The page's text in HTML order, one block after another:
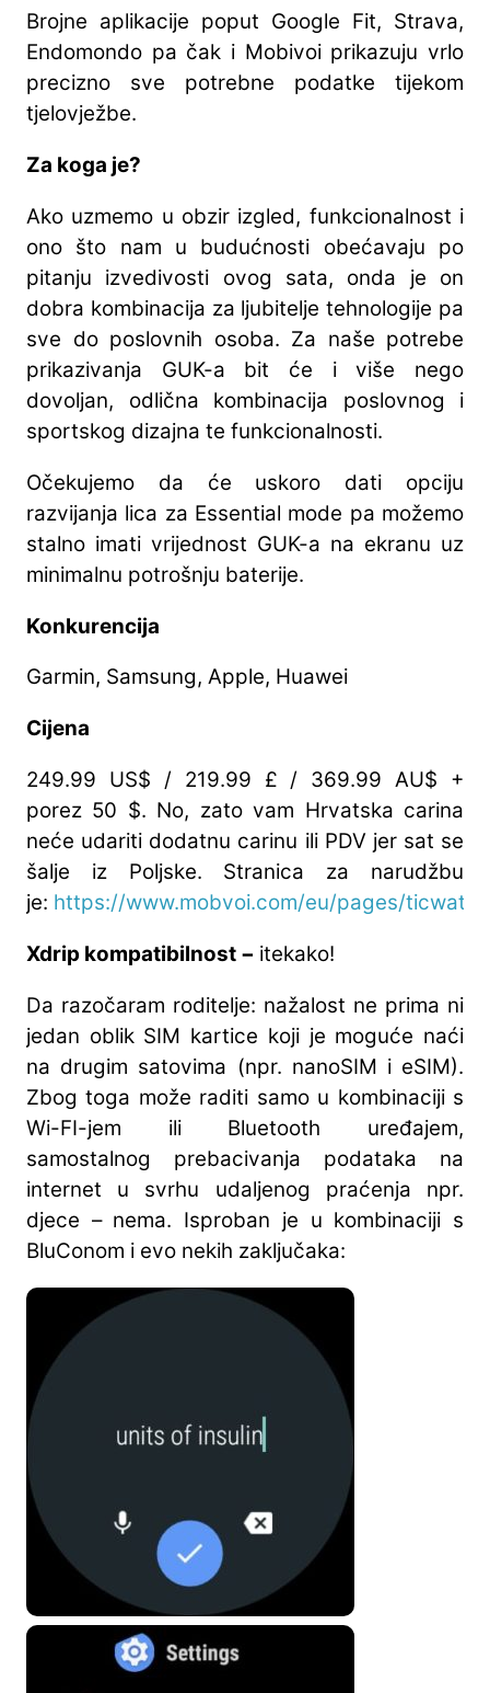
Brojne aplikacije poput Google Fit, Strava,
Endomondo pa čak i Mobivoi prikazuju vrlo
precizno sve potrebne podatke tijekom
tjelovježbe.
Za koga je?
Ako uzmemo u obzir izgled, funkcionalnost i
ono što nam u budućnosti obećavaju po
pitanju izvedivosti ovog sata, onda je on
dobra kombinacija za ljubitelje tehnologije pa
sve do poslovnih osoba. Za naše potrebe
prikazivanja GUK-a bit će i više nego
dovoljan, odlična kombinacija poslovnog i
sportskog dizajna te funkcionalnosti.
Očekujemo da će uskoro dati opciju
razvijanja lica za Essential mode pa možemo
stalno imati vrijednost GUK-a na ekranu uz
minimalnu potrošnju baterije.
Konkurencija
Garmin, Samsung, Apple, Huawei
Cijena
249.99 US$ / 219.99 £ / 369.99 AU$ +
porez 50 $. No, zato vam Hrvatska carina
neće udariti dodatnu carinu ili PDV jer sat se
šalje iz Poljske. Stranica za narudžbu
je: https://www.mobvoi.com/eu/pages/
Xdrip kompatibilnost − itekako!
Da razočaram roditelje: nažalost ne prima ni
jedan oblik SIM kartice koji je moguće naći
na drugim satovima (npr. nanoSIM i eSIM).
Zbog toga može raditi samo u kombinaciji s
Wi-FI-jem ili Bluetooth uređajem,
samostalnog prebacivanja podataka na
internet u svrhu udaljenog praćenja npr.
djece – nema. Isproban je u kombinaciji s
BluConom i evo nekih zaključaka: